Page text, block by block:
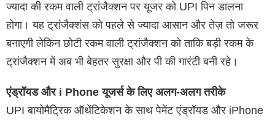
ज्यादा की रकम वाली ट्रांजैक्शन पर यूजर को UPI पिन डालना
होगा। यह ट्रांजैक्शंस को पहले से ज्यादा आसान और तेज़ तो जरूर
बनाएगी लेकिन छोटी रकम वाली ट्रांजैक्शन को ताकि बड़ी रकम के
ट्रांजैक्शन में अब भी बेहतर सुरक्षा और पी की गारंटी बनी रहे।
एंड्रॉयड और i Phone यूजर्स के लिए अलग-अलग तरीके
UPI बायोमैट्रिक ऑथेंटिकेशन के साथ पेमेंट एंड्रॉयड और iPhone